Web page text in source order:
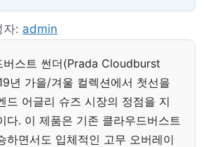
자: admin
버스트 썬더(Prada Cloudburst
년 가을/겨울 컬렉션에서 첫선을
드 어글리 슈즈 시장의 정점을 지
다. 이 제품은 기존 클라우드버스트
하면서도 입체적인 고무 오버레이